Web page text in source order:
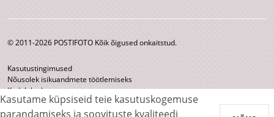
Kasutame küpsiseid teie kasutuskogemuse
parandamiseks ja soovituste kvaliteedi
© 2011-2026 POSTIFOTO Kõik õigused onkaitstud.
Kasutustingimused
Nõusolek isikuandmete töötlemiseks
Kodulehe kaart